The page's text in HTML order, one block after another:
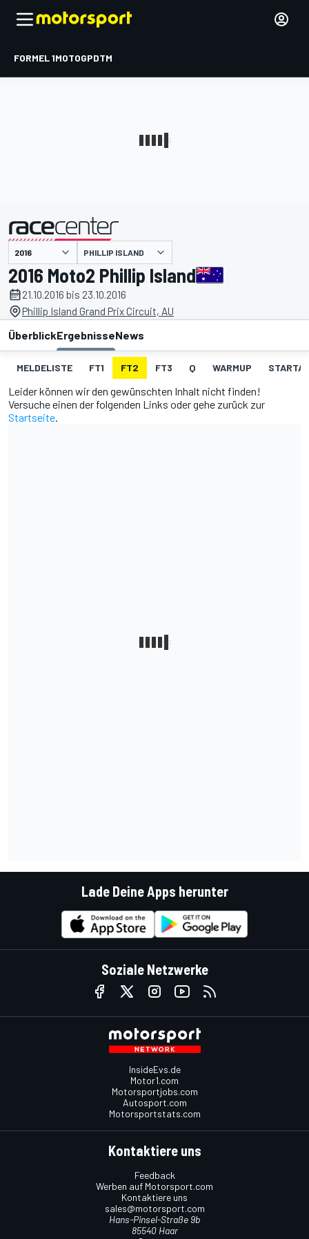
FORMEL 1MOTOGPDTM
PHILLIP ISLAND
2016 Moto2 Phillip Island
21.10.2016 bis 23.10.2016
Phillip Island Grand Prix Circuit, AU
ÜberblickErgebnisseNews
MELDELISTE FT1 FT2 FT3 Q WARMUP
Leider können wir den gewünschten Inhalt nicht finden!
Versuche einen der folgenden Links oder gehe zurück zur
Startseite.
Lade Deine Apps herunter
Soziale Netzwerke
InsideEvs.de
Motor1.com
Motorsportjobs.com
Autosport.com
Motorsportstats.com
Kontaktiere uns
Feedback
Werben auf Motorsport.com
Kontaktiere uns
sales@motorsport.com
Hans-Pinsel-Straße 9b
85540 Haar